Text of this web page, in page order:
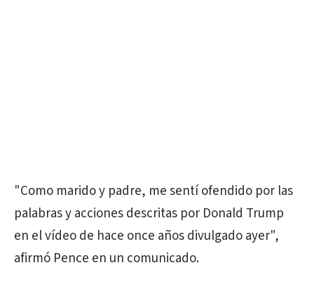
"Como marido y padre, me sentí ofendido por las
palabras y acciones descritas por Donald Trump
en el vídeo de hace once años divulgado ayer",
afirmó Pence en un comunicado.